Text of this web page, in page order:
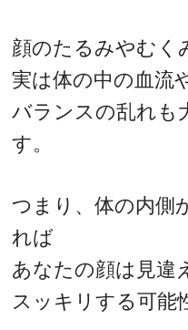
顔のたるみやむく
実は体の中の血流
バランスの乱れも
す。
つまり、体の内側
れば
あなたの顔は見違
スッキリする可能